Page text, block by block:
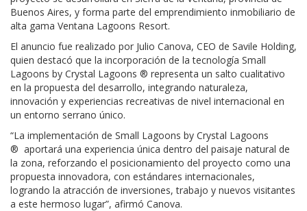
Buenos Aires, y forma parte del emprendimiento inmobiliario de
alta gama Ventana Lagoons Resort.
El anuncio fue realizado por Julio Canova, CEO de Savile Holding,
quien destacó que la incorporación de la tecnología Small
Lagoons by Crystal Lagoons ® representa un salto cualitativo
en la propuesta del desarrollo, integrando naturaleza,
innovación y experiencias recreativas de nivel internacional en
un entorno serrano único.
“La implementación de Small Lagoons by Crystal Lagoons
® aportará una experiencia única dentro del paisaje natural de
la zona, reforzando el posicionamiento del proyecto como una
propuesta innovadora, con estándares internacionales,
logrando la atracción de inversiones, trabajo y nuevos visitantes
a este hermoso lugar”, afirmó Canova.